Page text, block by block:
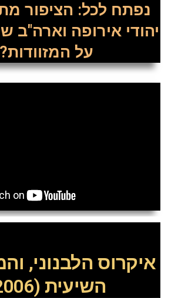
נפתח לכל: הציפור
יהודי אירופה וארה"ב
על המזוודות?
איקרוס הלבנוני,
השיעית (2006)